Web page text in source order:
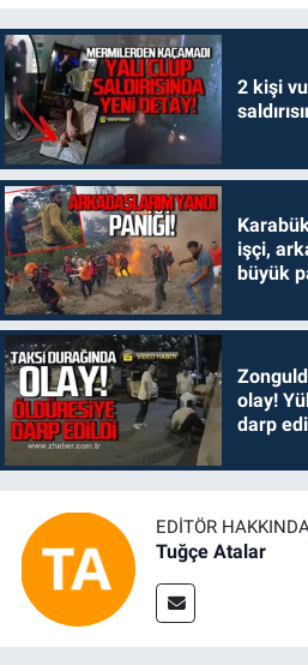
2 kişi
işçi,
büyük
olay!
darp
EDITÖR
Tuğçe Atalar